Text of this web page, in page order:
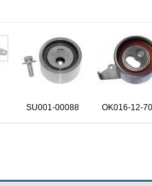
SU001-00088 OK016-